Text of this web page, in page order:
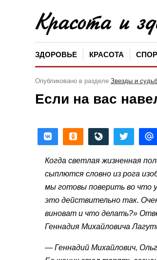
ЗДОРОВЬЕ КРАСОТА
Опубликовано в разделе Звезды и
Если на вас
Когда светлая жизненная
сыплются словно из рога
мы готовы поверить во что
это действительно так.
виноват и что делать?»
Геннадия Михайловича
— Геннадий Михайлович,